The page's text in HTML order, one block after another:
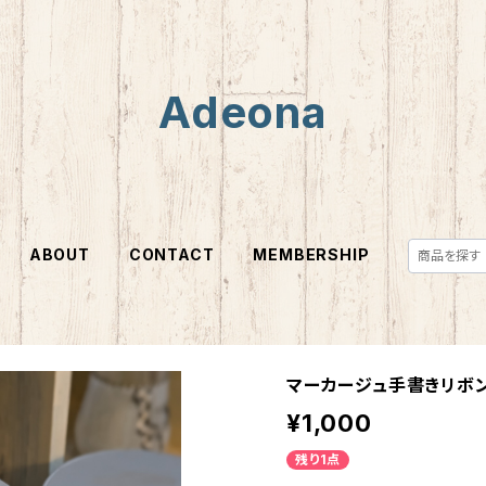
Adeona
ABOUT CONTACT MEMBERSHIP
マーカージュ手書きリボ
¥1,000
残り1点